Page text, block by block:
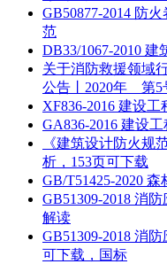
GB50877-2014 防
范
DB33/1067-2010
关于消防救援领域
公告丨2020年 第5
XF836-2016 建设
GA836-2016 建设
《建筑设计防火规
析，153页可下载
GB/T51425-2020
GB51309-2018 消
解读
GB51309-2018 消
可下载，国标